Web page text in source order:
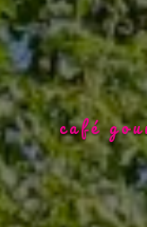
café